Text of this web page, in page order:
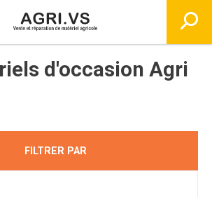
d'occasion Agri
FILTRER PAR